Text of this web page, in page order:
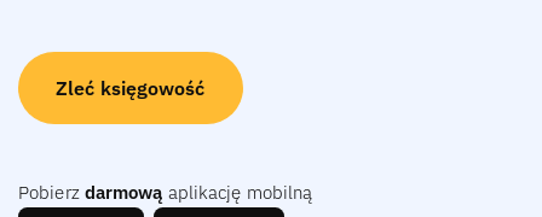
Zleć księgowość
Pobierz darmową aplikację mobilną